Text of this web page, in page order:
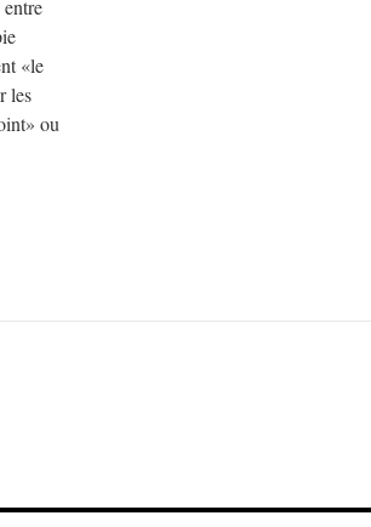
«le
les
ou